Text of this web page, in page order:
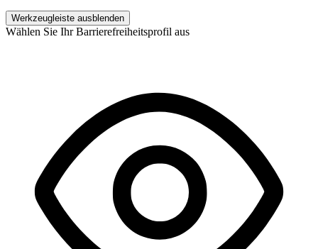
Werkzeugleiste ausblenden
Wählen Sie Ihr Barrierefreiheitsprofil aus